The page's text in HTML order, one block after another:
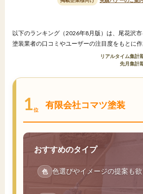
以下のランキング（2026年8月版）は、尾花沢
塗装業者の口コミやユーザーの注目度をもとに作
リアルタイム集
先月集計
1位 有限会社コマツ塗装
おすすめのタイプ
色 色選びやイメージの提案も